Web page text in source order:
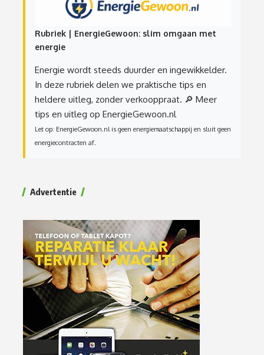
Rubriek | EnergieGewoon: slim omgaan met
energie
Energie wordt steeds duurder en ingewikkelder.
In deze rubriek delen we praktische tips en
heldere uitleg, zonder verkooppraat. 🔎 Meer
tips en uitleg op EnergieGewoon.nl
Let op: EnergieGewoon.nl is geen energiemaatschappij en sluit geen
energiecontracten af.
Advertentie